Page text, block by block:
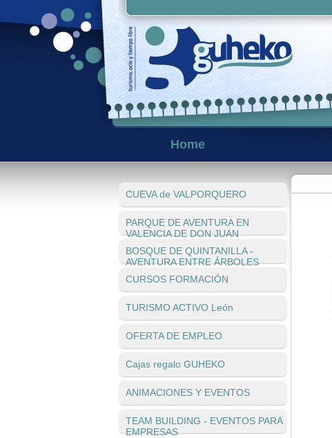
Home
CUEVA de VALPORQUERO
PARQUE DE AVENTURA EN
VALENCIA DE DON JUAN
BOSQUE DE QUINTANILLA -
AVENTURA ENTRE ÁRBOLES
CURSOS FORMACIÓN
TURISMO ACTIVO León
OFERTA DE EMPLEO
Cajas regalo GUHEKO
ANIMACIONES Y EVENTOS
TEAM BUILDING - EVENTOS PARA
EMPRESAS